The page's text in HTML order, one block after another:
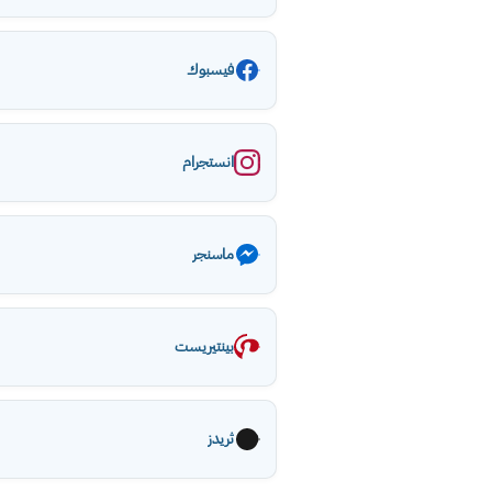
فيسبوك
انستجرام
ماسنجر
بينتيريست
ثريدز